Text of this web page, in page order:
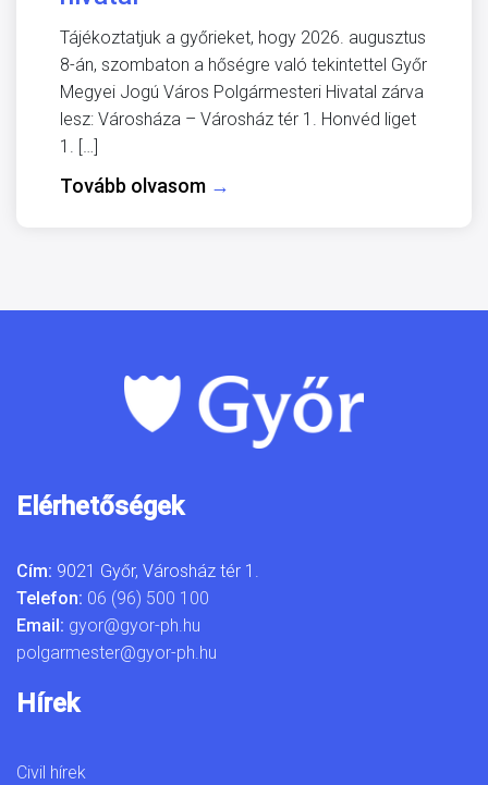
Tájékoztatjuk a győrieket, hogy 2026. augusztus
8-án, szombaton a hőségre való tekintettel Győr
Megyei Jogú Város Polgármesteri Hivatal zárva
lesz: Városháza – Városház tér 1. Honvéd liget
1. […]
Tovább olvasom →
Elérhetőségek
Cím: 9021 Győr, Városház tér 1.
Telefon: 06 (96) 500 100
Email: gyor@gyor-ph.hu
polgarmester@gyor-ph.hu
Hírek
Civil hírek